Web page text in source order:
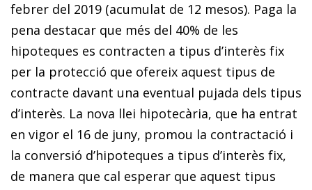
febrer del 2019 (acumulat de 12 mesos). Paga la
pena destacar que més del 40% de les
hipoteques es contracten a tipus d’interès fix
per la protecció que ofereix aquest tipus de
contracte davant una eventual pujada dels tipus
d’interès. La nova llei hipotecària, que ha entrat
en vigor el 16 de juny, promou la contractació i
la conversió d’hipoteques a tipus d’interès fix,
de manera que cal esperar que aquest tipus